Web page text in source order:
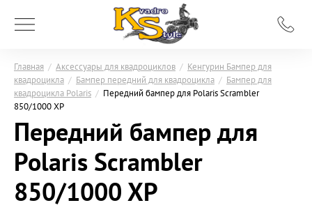
Главная / Аксессуары для квадроциклов / Кенгурин Бампер для
квадроцикла / Бампер передний для квадроцикла / Бампер для
квадроцикла Polaris / Передний бампер для Polaris Scrambler
850/1000 XP
Передний бампер для
Polaris Scrambler
850/1000 XP